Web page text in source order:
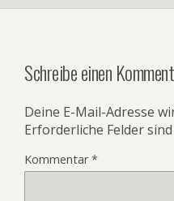
Schreibe einen
Deine E-Mail-Adresse
Erforderliche Felder
Kommentar*